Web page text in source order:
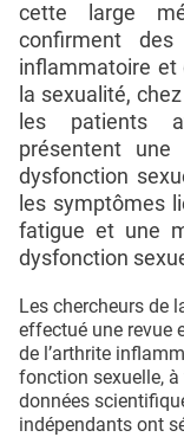
cette large
confirment
inflammatoire
la sexualité,
les patients
présentent
dysfonction
les symptômes
fatigue et une
dysfonction
Les chercheurs de
effectué une revue
de l’arthrite
fonction sexuelle,
données
indépendants ont